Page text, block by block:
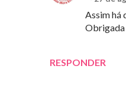
RESPONDER
Assim há
Obrigada